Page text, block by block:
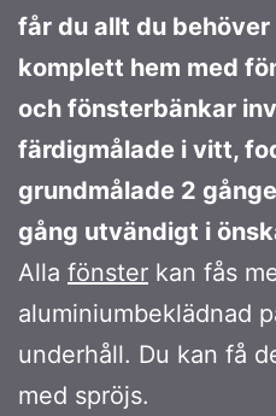
får du allt du
komplett hem med
och fönsterbänkar
färdigmålade i vitt,
grundmålade 2
gång utvändigt i
Alla fönster kan fås
aluminiumbeklädnad
underhåll. Du kan få
med spröjs.